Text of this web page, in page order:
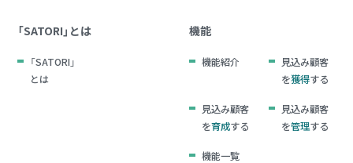
「SATORI」とは
「SATORI」
とは
機能
機能紹介
見込み顧客
を獲得する
見込み顧客
を育成する
見込み顧客
を管理する
機能一覧